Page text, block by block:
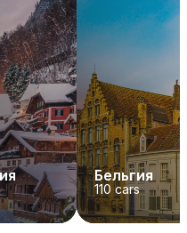
Бельгия
110 cars